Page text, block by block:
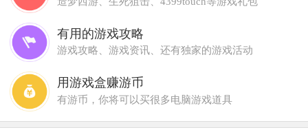
有用的游戏攻略
游戏攻略、游戏资讯、还有独家的游戏活动
用游戏盒赚游币
有游币，你将可以买很多电脑游戏道具